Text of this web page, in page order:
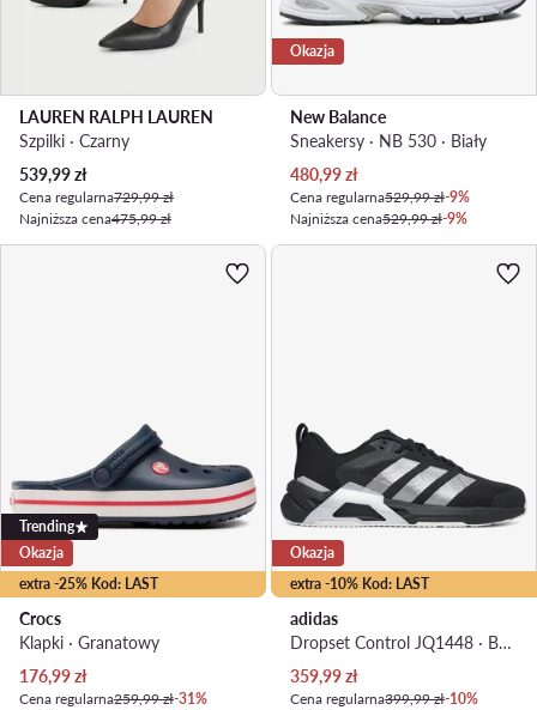
LAUREN RALPH LAUREN
Szpilki · Czarny
Aktualna cena
539,99zł
Cena regularna729,99 zł
Najniższa cena475,99 zł
Okazja
New Balance
Sneakersy · NB 530 · Biały
Aktualna cena
480,99zł
Cena regularna529,99 zł-9%
Najniższa cena529,99 zł-9%
extra -25% Kod: LAST
Trending
Okazja
Crocs
Klapki · Granatowy
Aktualna cena
176,99zł
Cena regularna259,99 zł-31%
extra -10% Kod: LAST
Okazja
adidas
Dropset Control JQ1448 · Buty na siłownię
Aktualna cena
359,99zł
Cena regularna399,99 zł-10%